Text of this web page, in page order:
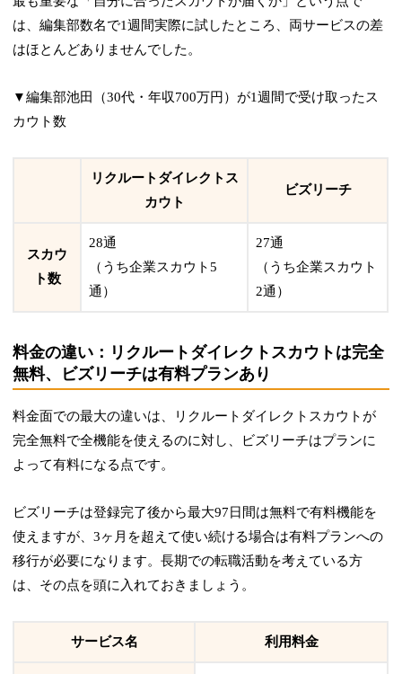
は、編集部数名で1週間実際に試したところ、両サービスの差
はほとんどありませんでした。
▼編集部池田（30代・年収700万円）が1週間で受け取ったス
カウト数
リクルートダイレクトス
カウト
ビズリーチ
スカウ
ト数
28通
（うち企業スカウト5
通）
27通
（うち企業スカウト
2通）
料金の違い：リクルートダイレクトスカウトは完全
無料、ビズリーチは有料プランあり
料金面での最大の違いは、リクルートダイレクトスカウトが
完全無料で全機能を使えるのに対し、ビズリーチはプランに
よって有料になる点です。
ビズリーチは登録完了後から最大97日間は無料で有料機能を
使えますが、3ヶ月を超えて使い続ける場合は有料プランへの
移行が必要になります。長期での転職活動を考えている方
は、その点を頭に入れておきましょう。
サービス名 利用料金